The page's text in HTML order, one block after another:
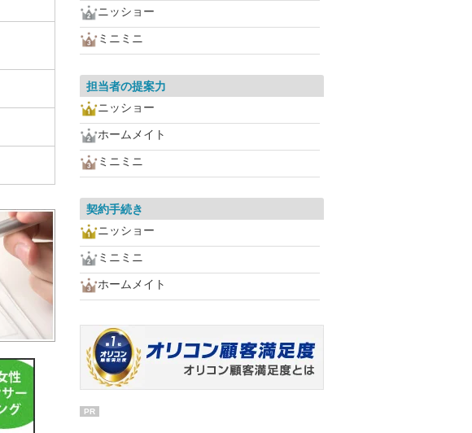
ニッショー
ミニミニ
担当者の提案力
ニッショー
ホームメイト
ミニミニ
契約手続き
ニッショー
ミニミニ
ホームメイト
PR